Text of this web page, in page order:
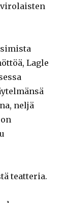
Lagle
neljä
teatteria.